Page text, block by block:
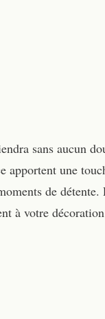
sans aucun
apportent une
de détente.
à votre